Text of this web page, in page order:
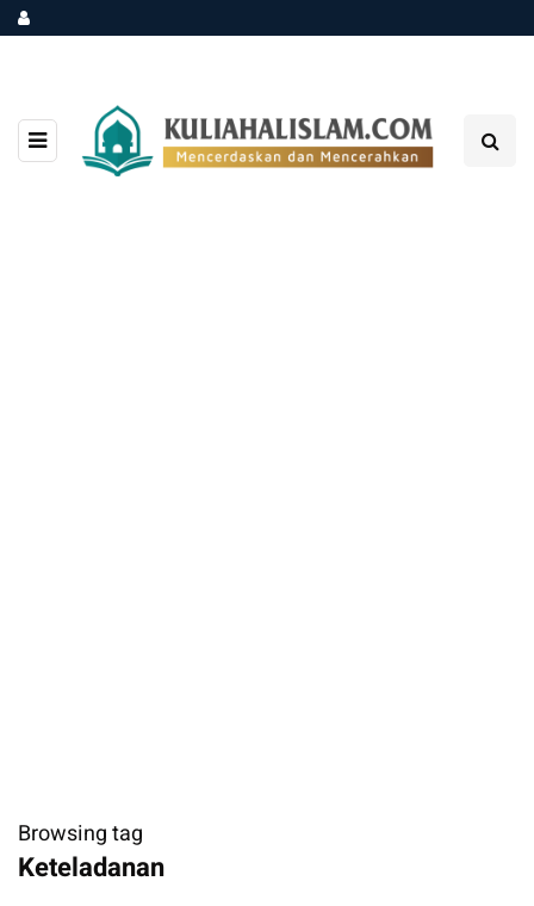
Browsing tag
Keteladanan